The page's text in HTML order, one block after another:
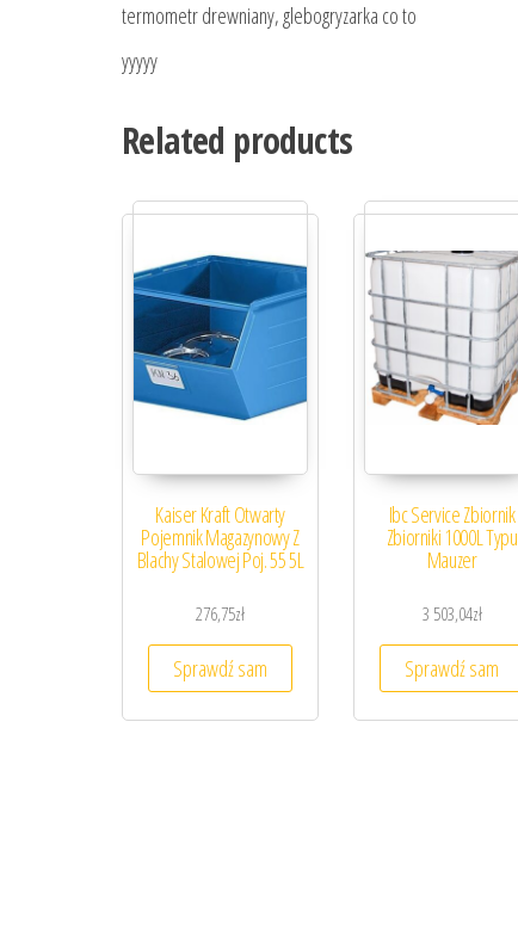
termometr drewniany, glebogryzarka co to
yyyyy
Related products
Kaiser Kraft Otwarty
Pojemnik Magazynowy Z
Blachy Stalowej Poj. 55 5L
276,75zł
Sprawdź sam
Ibc Service Zbiornik
Zbiorniki 1000L Typu
Mauzer
3 503,04zł
Sprawdź sam